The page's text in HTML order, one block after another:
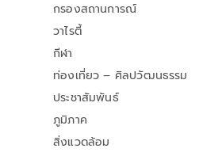
กรองสถานการณ์
วาไรตี้
กีฬา
ท่องเที่ยว – ศิลปวัฒนธรรม
ประชาสัมพันธ์
ภูมิภาค
สิ่งแวดล้อม